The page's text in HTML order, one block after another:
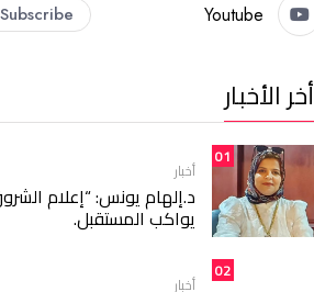
Youtube
Subscribe
أخر الأخبار
01
أخبار
د.إلهام يونس: “إعلام
يواكب المستقبل.
02
أخبار